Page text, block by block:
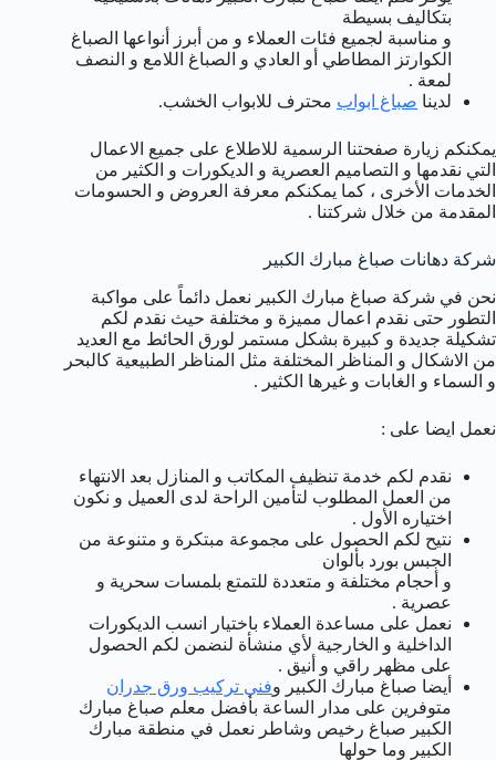
بتكاليف بسيطة
و مناسبة لجميع فئات العملاء و من أبرز أنواعها الصباغ
الكوارتز المطاطي أو العادي و الصباغ اللامع و النصف
لمعة .
لدينا صباغ ابواب محترف للابواب الخشب.
يمكنكم زيارة صفحتنا الرسمية للاطلاع على جميع الاعمال
التي نقدمها و التصاميم العصرية و الديكورات و الكثير من
الخدمات الأخرى ، كما يمكنكم معرفة العروض و الحسومات
المقدمة من خلال شركتنا .
شركة دهانات صباغ مبارك الكبير
نحن في شركة صباغ مبارك الكبير نعمل دائماً على مواكبة
التطور حتى نقدم اعمال مميزة و مختلفة حيث نقدم لكم
تشكيلة جديدة و كبيرة بشكل مستمر لورق الحائط مع العديد
من الاشكال و المناظر المختلفة مثل المناظر الطبيعية كالبحر
و السماء و الغابات و غيرها الكثير .
نعمل ايضا على :
نقدم لكم خدمة تنظيف المكاتب و المنازل بعد الانتهاء
من العمل المطلوب لتأمين الراحة لدى العميل و نكون
اختياره الأول .
نتيح لكم الحصول على مجموعة مبتكرة و متنوعة من
الجبس بورد بألوان
و أحجام مختلفة و متعددة للتمتع بلمسات سحرية و
عصرية .
نعمل على مساعدة العملاء باختيار انسب الديكورات
الداخلية و الخارجية لأي منشأة لنضمن لكم الحصول
على مظهر راقي و أنيق .
أيضا صباغ مبارك الكبير وفني تركيب ورق جدران
متوفرين على مدار الساعة بأفضل معلم صباغ مبارك
الكبير صباغ رخيص وشاطر نعمل في منطقة مبارك
الكبير وما حولها